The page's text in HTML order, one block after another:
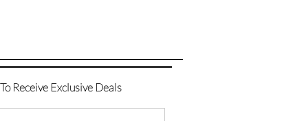
Receive Exclusive Deals